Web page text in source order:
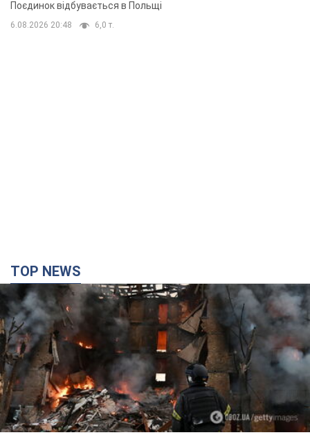
Кремль "спалює" останні запаси балістики в
Україні: що буде далі? Інтерв’ю з Шарпом
У липні країна-агресорка встановила "рекорд" за кількістю
балістичних ракет, запущених по Україні
2 години тому 29,0 т.
У Єкатеринбурзі атаковано склад Wildberries: є